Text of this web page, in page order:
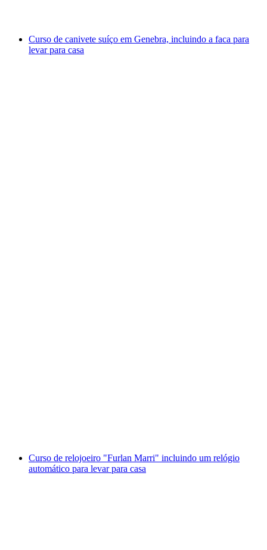
Curso de canivete suíço em Genebra, incluindo a faca para
levar para casa
Curso de relojoeiro "Furlan Marri" incluindo um relógio
automático para levar para casa